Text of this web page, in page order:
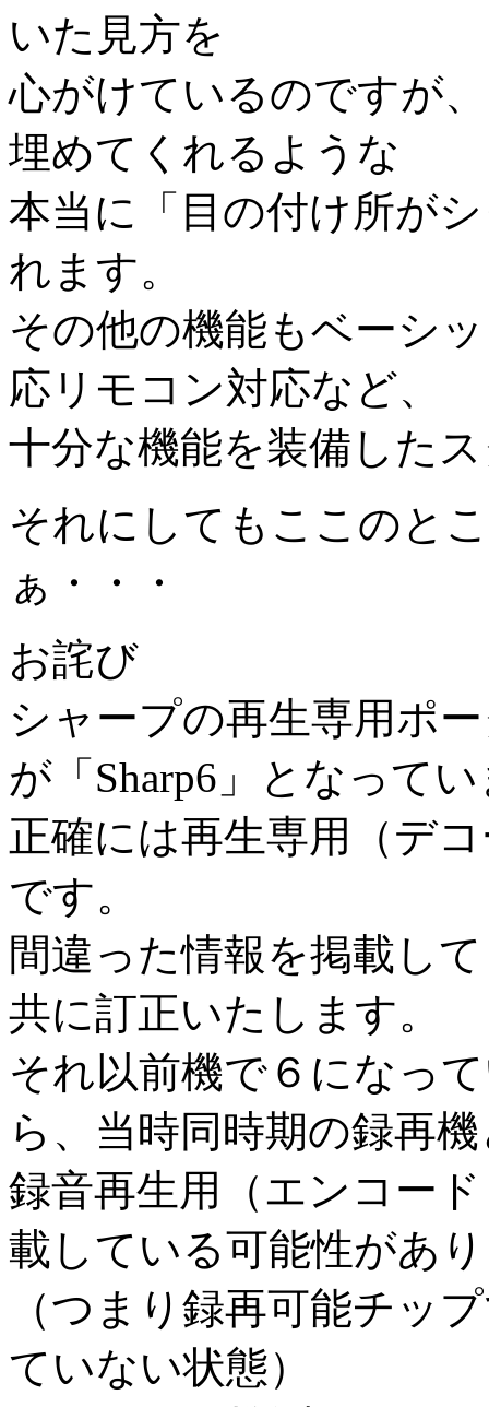
いた見方を
心がけているのですが
埋めてくれるような
本当に「目の付け所が
れます。
その他の機能もベーシ
応リモコン対応など、
十分な機能を装備した
それにしてもここのと
ぁ・・・
お詫び
シャープの再生専用ポ
が「Sharp6」となって
正確には再生専用（デ
です。
間違った情報を掲載し
共に訂正いたします。
それ以前機で６になっ
ら、当時同時期の録再
録音再生用（エンコー
載している可能性があ
（つまり録再可能チッ
ていない状態）